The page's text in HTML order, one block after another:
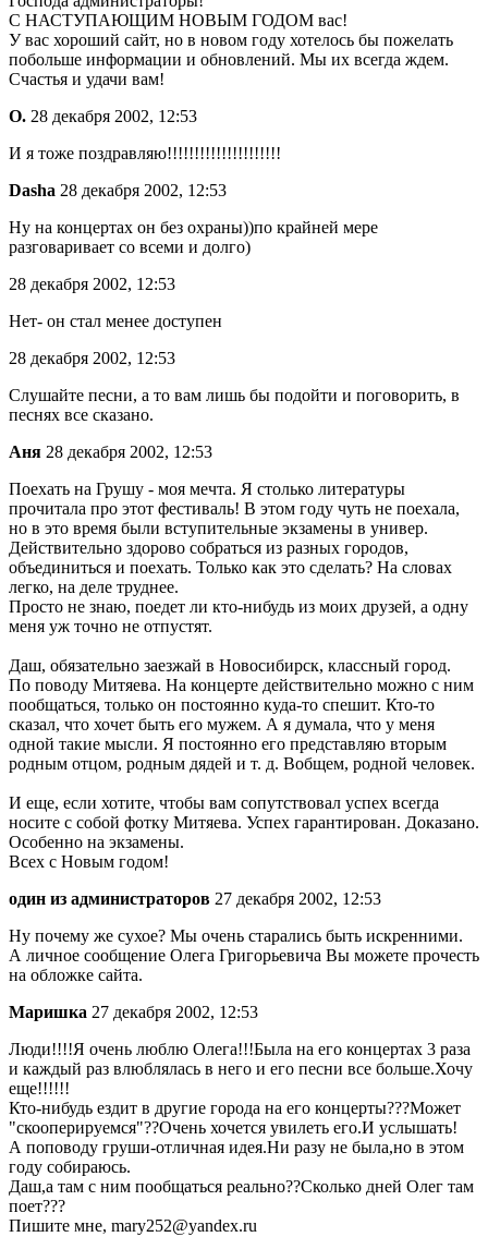
С НАСТУПАЮЩИМ НОВЫМ ГОДОМ вас!
У вас хороший сайт, но в новом году хотелось бы пожелать
побольше информации и обновлений. Мы их всегда ждем.
Счастья и удачи вам!
О. 28 декабря 2002, 12:53
И я тоже поздравляю!!!!!!!!!!!!!!!!!!!!!
Dasha 28 декабря 2002, 12:53
Ну на концертах он без охраны))по крайней мере
разговаривает со всеми и долго)
28 декабря 2002, 12:53
Нет- он стал менее доступен
28 декабря 2002, 12:53
Слушайте песни, а то вам лишь бы подойти и поговорить, в
песнях все сказано.
Аня 28 декабря 2002, 12:53
Поехать на Грушу - моя мечта. Я столько литературы
прочитала про этот фестиваль! В этом году чуть не поехала,
но в это время были вступительные экзамены в универ.
Действительно здорово собраться из разных городов,
объединиться и поехать. Только как это сделать? На словах
легко, на деле труднее.
Просто не знаю, поедет ли кто-нибудь из моих друзей, а одну
меня уж точно не отпустят.
Даш, обязательно заезжай в Новосибирск, классный город.
По поводу Митяева. На концерте действительно можно с ним
пообщаться, только он постоянно куда-то спешит. Кто-то
сказал, что хочет быть его мужем. А я думала, что у меня
одной такие мысли. Я постоянно его представляю вторым
родным отцом, родным дядей и т. д. Вобщем, родной человек.
И еще, если хотите, чтобы вам сопутствовал успех всегда
носите с собой фотку Митяева. Успех гарантирован. Доказано.
Особенно на экзамены.
Всех с Новым годом!
один из администраторов 27 декабря 2002, 12:53
Ну почему же сухое? Мы очень старались быть искренними.
А личное сообщение Олега Григорьевича Вы можете прочесть
на обложке сайта.
Маришка 27 декабря 2002, 12:53
Люди!!!!Я очень люблю Олега!!!Была на его концертах 3 раза
и каждый раз влюблялась в него и его песни все больше.Хочу
еще!!!!!!
Кто-нибудь ездит в другие города на его концерты???Может
"скооперируемся"??Очень хочется увилеть его.И услышать!
А поповоду груши-отличная идея.Ни разу не была,но в этом
году собираюсь.
Даш,а там с ним пообщаться реально??Сколько дней Олег там
поет???
Пишите мне, mary252@yandex.ru